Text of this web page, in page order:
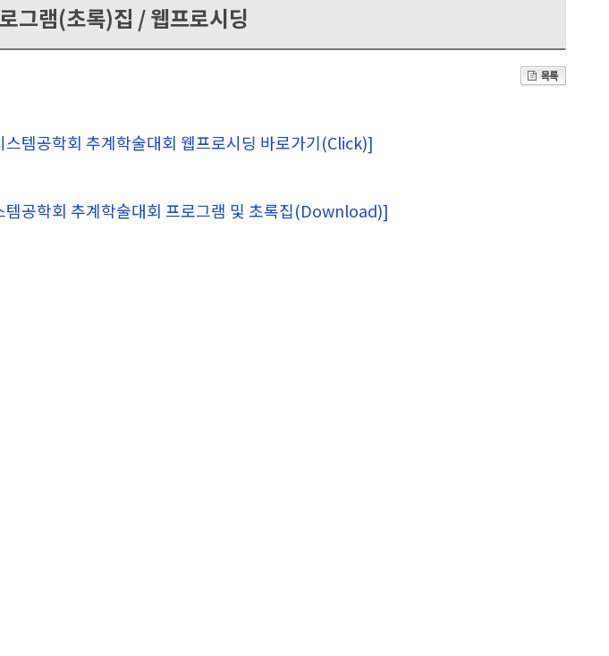
그램(초록)집 / 웹프로시딩
템공학회 추계학술대회 웹프로시딩 바로가기(Click)]
공학회 추계학술대회 프로그램 및 초록집(Download)]